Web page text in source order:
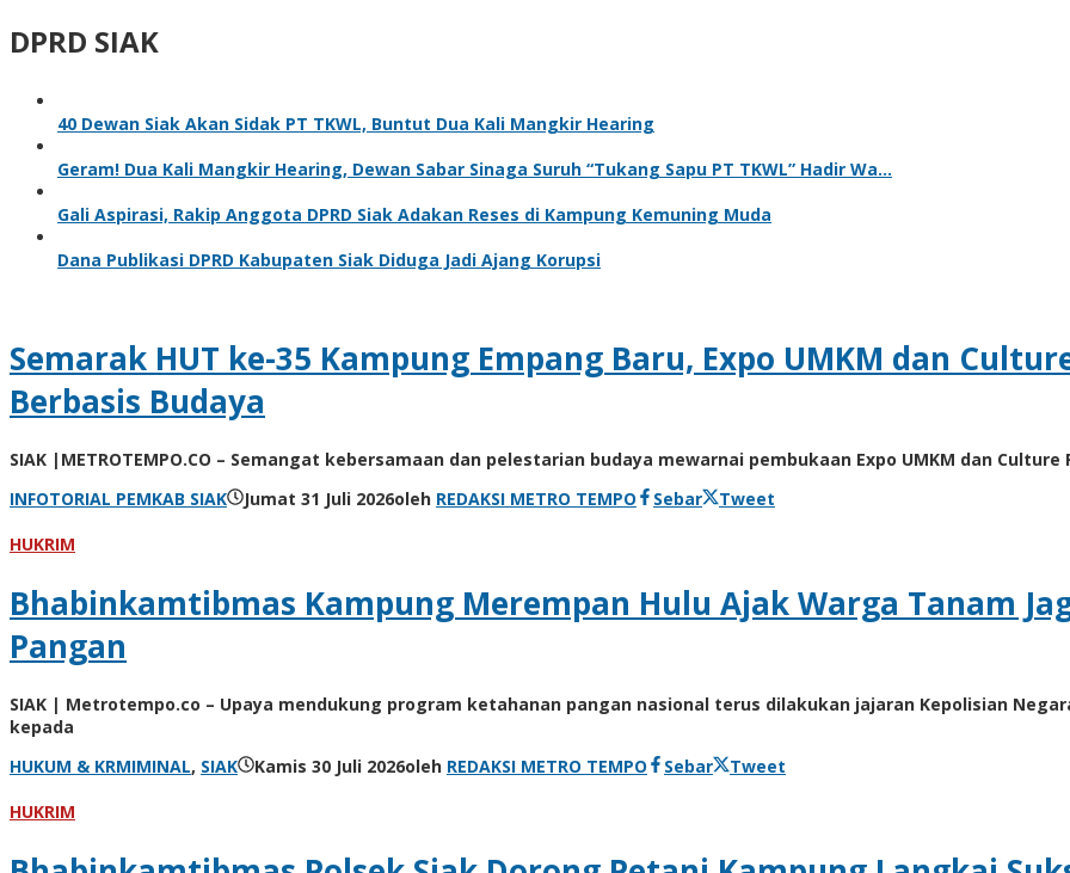
DPRD SIAK
40 Dewan Siak Akan Sidak PT TKWL, Buntut Dua Kali Mangkir Hearing
Geram! Dua Kali Mangkir Hearing, Dewan Sabar Sinaga Suruh “Tukang Sapu PT TKWL” Hadir Wa…
Gali Aspirasi, Rakip Anggota DPRD Siak Adakan Reses di Kampung Kemuning Muda
Dana Publikasi DPRD Kabupaten Siak Diduga Jadi Ajang Korupsi
Semarak HUT ke-35 Kampung Empang Baru, Expo UMKM dan
Berbasis Budaya
SIAK |METROTEMPO.CO – Semangat kebersamaan dan pelestarian budaya mewarnai pembukaan Expo UMKM dan
INFOTORIAL PEMKAB SIAK
Jumat 31 Juli 2026oleh REDAKSI METRO TEMPO Sebar
Tweet
HUKRIM
Bhabinkamtibmas Kampung Merempan Hulu Ajak Warga Tanam
Pangan
SIAK | Metrotempo.co – Upaya mendukung program ketahanan pangan nasional terus dilakukan jajaran Kepolisian
kepada
HUKUM & KRMIMINAL, SIAK Kamis 30 Juli 2026oleh REDAKSI METRO TEMPO Sebar
Tweet
HUKRIM